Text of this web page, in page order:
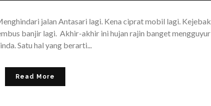
jalan Antasari lagi. Kena ciprat mobil lagi. Kejebak
banjir lagi. Akhir-akhir ini hujan rajin banget mengguyur
Satu hal yang berarti...
Read More